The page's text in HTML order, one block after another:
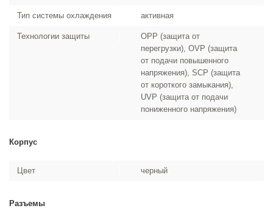
Тип системы охлаждения активная
Технологии защиты
OPP (защита от
перегрузки), OVP (защита
от подачи повышенного
напряжения), SCP (защита
от короткого замыкания),
UVP (защита от подачи
пониженного напряжения)
Корпус
Цвет черный
Разъемы